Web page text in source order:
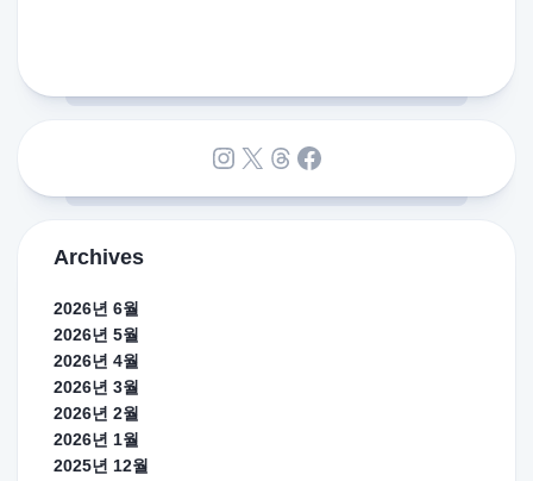
Instagram
X Threads
Facebook
Archives
2026년 6월
2026년 5월
2026년 4월
2026년 3월
2026년 2월
2026년 1월
2025년 12월